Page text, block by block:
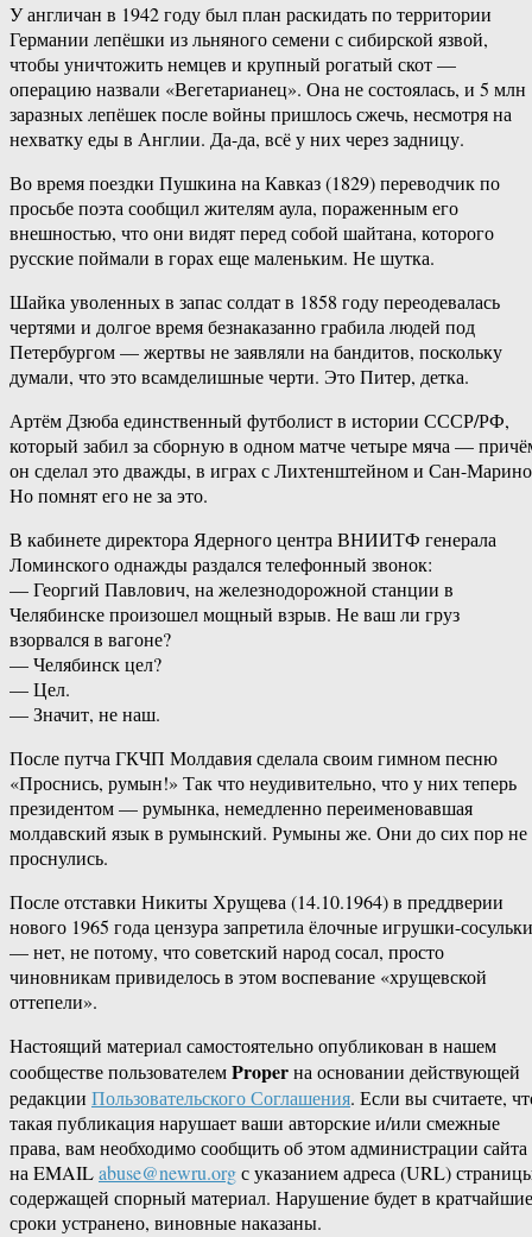
У англичан в 1942 году был план раскидать по территории
Германии лепёшки из льняного семени с сибирской язвой,
чтобы уничтожить немцев и крупный рогатый скот —
операцию назвали «Вегетарианец». Она не состоялась, и 5 млн
заразных лепёшек после войны пришлось сжечь, несмотря на
нехватку еды в Англии. Да-да, всё у них через задницу.
Во время поездки Пушкина на Кавказ (1829) переводчик по
просьбе поэта сообщил жителям аула, пораженным его
внешностью, что они видят перед собой шайтана, которого
русские поймали в горах еще маленьким. Не шутка.
Шайка уволенных в запас солдат в 1858 году переодевалась
чертями и долгое время безнаказанно грабила людей под
Петербургом — жертвы не заявляли на бандитов, поскольку
думали, что это всамделишные черти. Это Питер, детка.
Артём Дзюба единственный футболист в истории СССР/РФ,
который забил за сборную в одном матче четыре мяча —
он сделал это дважды, в играх с Лихтенштейном и Сан-
Но помнят его не за это.
В кабинете директора Ядерного центра ВНИИТФ генерала
Ломинского однажды раздался телефонный звонок:
— Георгий Павлович, на железнодорожной станции в
Челябинске произошел мощный взрыв. Не ваш ли груз
взорвался в вагоне?
— Челябинск цел?
— Цел.
— Значит, не наш.
После путча ГКЧП Молдавия сделала своим гимном песню
«Проснись, румын!» Так что неудивительно, что у них теперь
президентом — румынка, немедленно переименовавшая
молдавский язык в румынский. Румыны же. Они до сих пор не
проснулись.
После отставки Никиты Хрущева (14.10.1964) в преддверии
нового 1965 года цензура запретила ёлочные игрушки-сосульки
— нет, не потому, что советский народ сосал, просто
чиновникам привиделось в этом воспевание «хрущевской
оттепели».
Настоящий материал самостоятельно опубликован в нашем
сообществе пользователемProperна основании действующей
редакции Пользовательского Соглашения. Если вы считаете,
такая публикация нарушает ваши авторские и/или смежные
права, вам необходимо сообщить об этом администрации сайта
на EMAILabuse@newru.orgс указанием адреса (URL)
содержащей спорный материал. Нарушение будет в кратчайшие
сроки устранено, виновные наказаны.